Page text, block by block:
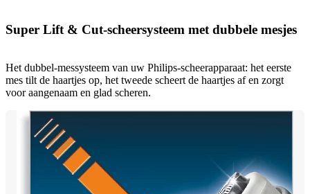
Super Lift & Cut-scheersysteem met dubbele mesjes
Het dubbel-messysteem van uw Philips-scheerapparaat: het eerste
mes tilt de haartjes op, het tweede scheert de haartjes af en zorgt
voor aangenaam en glad scheren.